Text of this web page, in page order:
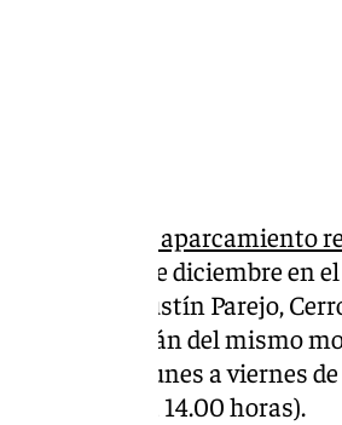
plazas de aparcamiento
lunes 16 de diciembre en
las calles Agustín Parejo,
Funcionarán del mismo
(de lunes a viernes
de 9.00 a 14.00 horas).